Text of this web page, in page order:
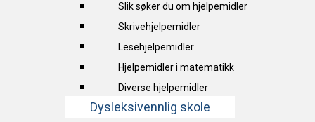
Slik søker du om hjelpemidler
Skrivehjelpemidler
Lesehjelpemidler
Hjelpemidler i matematikk
Diverse hjelpemidler
Dysleksivennlig skole